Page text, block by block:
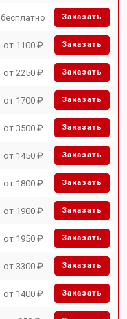
бесплатно Заказать
от 1100 ₽ Заказать
от 2250 ₽ Заказать
от 1700 ₽ Заказать
от 3500 ₽ Заказать
от 1450 ₽ Заказать
от 1800 ₽ Заказать
от 1900 ₽ Заказать
от 1950 ₽ Заказать
от 3300 ₽ Заказать
от 1400 ₽ Заказать